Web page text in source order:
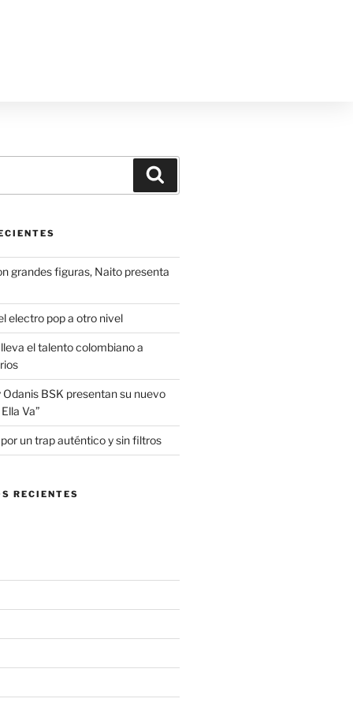
grandes figuras, Naito presenta
electro pop a otro nivel
el talento colombiano a
BSK presentan su nuevo
Va”
un trap auténtico y sin filtros
RECIENTES